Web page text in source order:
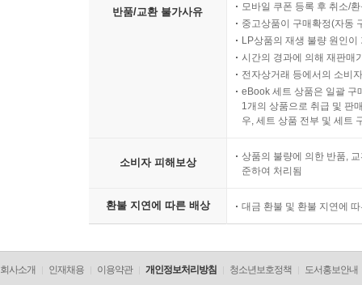
반품/교환 불가사유
모바일 쿠폰 등록 후 취소/
중고상품이 구매확정(자동
LP상품의 재생 불량 원인
시간의 경과에 의해 재판매
전자상거래 등에서의 소비
eBook 세트 상품은 일괄 구
1개의 상품으로 취급 및 판
우, 세트 상품 전부 및 세트
소비자 피해보상
상품의 불량에 의한 반품,
준하여 처리됨
환불 지연에 따른 배상 대금 환불 및 환불 지연에
회사소개 인재채용 이용약관 개인정보처리방침 청소년보호정책 도서홍보안내